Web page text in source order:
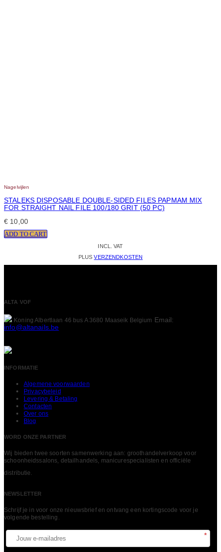
Nagelvijlen
STALEKS DISPOSABLE DOUBLE-SIDED FILES PAPMAM MIX
FOR STRAIGHT NAIL FILE 100/180 GRIT (50 PC)
€ 10,00
ADD TO CART
INCL. VAT
PLUSVERZENDKOSTEN
ALTA VOF
Koning Albertlaan 46 bus A 3680 Maaseik Belgium Email:
info@altanails.be
INFORMATIE
Algemene voorwaarden
Privacybeleid
Levering & Betaling
Contacten
Over ons
Blog
WORD ONZE PARTNER
Wij bieden twee soorten samenwerking aan: groothandelverkoop voor
schoonheidssalons, detailhandels, manicurespecialisten en officiële
distributie.
NEWSLETTER
Schrijf je in voor onze nieuwsbrief en ontvang een kortingscode voor je
volgende bestelling.​
*